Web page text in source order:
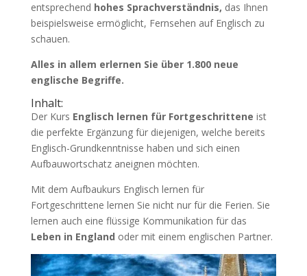
entsprechend hohes Sprachverständnis, das Ihnen
beispielsweise ermöglicht, Fernsehen auf Englisch zu
schauen.
Alles in allem erlernen Sie über 1.800 neue
englische Begriffe.
Inhalt:
Der Kurs Englisch lernen für Fortgeschrittene ist
die perfekte Ergänzung für diejenigen, welche bereits
Englisch-Grundkenntnisse haben und sich einen
Aufbauwortschatz aneignen möchten.
Mit dem Aufbaukurs Englisch lernen für
Fortgeschrittene lernen Sie nicht nur für die Ferien. Sie
lernen auch eine flüssige Kommunikation für das
Leben in England oder mit einem englischen Partner.